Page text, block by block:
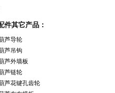
件其它产品：
芦导轮
芦吊钩
芦外墙板
芦链轮
芦花键孔齿轮